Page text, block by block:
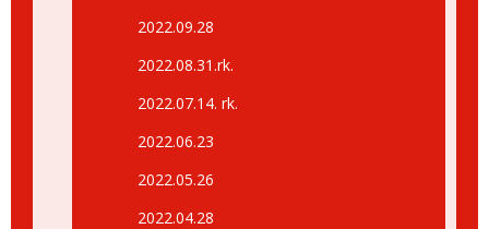
2022.09.28
2022.08.31.rk.
2022.07.14. rk.
2022.06.23
2022.05.26
2022.04.28